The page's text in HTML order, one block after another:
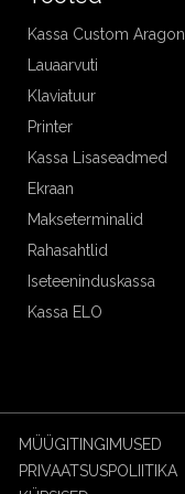
Kassa Custom Aragon
Lauaarvuti
Klaviatuur
Printer
Kassa Lisaseadmed
Ekraan
Makseterminalid
Rahasahtlid
Iseteeninduskassa
Kassa ELO
MÜÜGITINGIMUSED
PRIVAATSUSPOLIITIKA